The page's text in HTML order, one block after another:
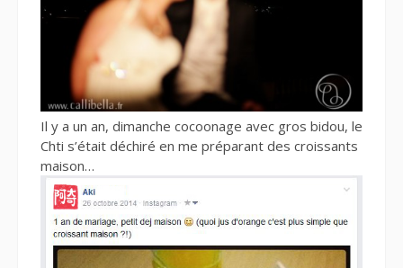
Il y a un an, dimanche cocoonage avec gros bidou, le
Chti s’était déchiré en me préparant des croissants
maison…